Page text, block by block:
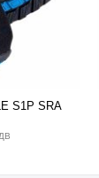
S1P SRA